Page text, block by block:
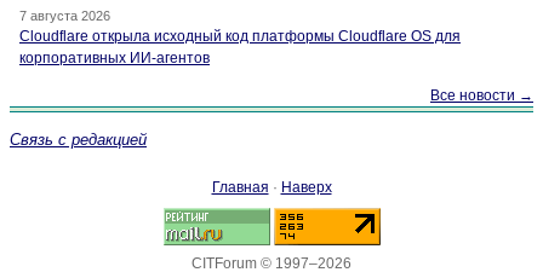
7 августа 2026
Cloudflare открыла исходный код платформы Cloudflare OS для
корпоративных ИИ-агентов
Все новости →
Связь с редакцией
Главная · Наверх
CITForum © 1997–2026